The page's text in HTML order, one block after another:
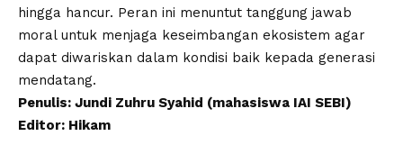
hingga hancur. Peran ini menuntut tanggung jawab
moral untuk menjaga keseimbangan ekosistem agar
dapat diwariskan dalam kondisi baik kepada generasi
mendatang.
Penulis: Jundi Zuhru Syahid (mahasiswa IAI SEBI)
Editor: Hikam